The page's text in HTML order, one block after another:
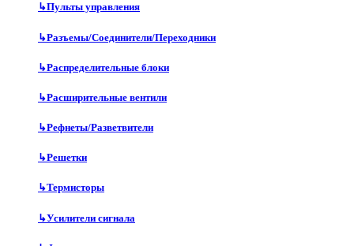
↳Пульты управления
↳Разъемы/Соединители/Переходники
↳Распределительные блоки
↳Расширительные вентили
↳Рефнеты/Разветвители
↳Решетки
↳Термисторы
↳Усилители сигнала